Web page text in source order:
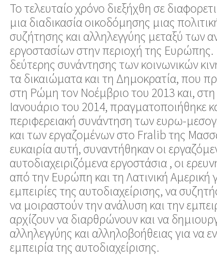
Το τελευταίο χρόνο διεξήχθη σε
μια διαδικασία οικοδόμησης μιας
συζήτησης και αλληλεγγύης μεταξύ των
εργοστασίων στην περιοχή της Ευρώπης.
δεύτερης συνάντησης των κοινωνικών
τα δικαιώματα και τη Δημοκρατία, που
στη Ρώμη τον Νοέμβριο του 2013 και, στη
Ιανουάριο του 2014, πραγματοποιήθηκε
περιφερειακή συνάντηση των ευρω-
και των εργαζομένων στο Fralib της
ευκαιρία αυτή, συναντήθηκαν οι
αυτοδιαχειριζόμενα εργοστάσια , οι
από την Ευρώπη και τη Λατινική Αμερική
εμπειρίες της αυτοδιαχείρισης, να
να μοιραστούν την ανάλυση και την
αρχίζουν να διαρθρώνουν και να
αλληλεγγύης και αλληλοβοήθειας για να
εμπειρία της αυτοδιαχείρισης.